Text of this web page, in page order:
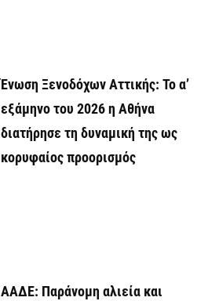
Ένωση Ξενοδόχων Αττικής: Το α’
εξάμηνο του 2026 η Αθήνα
διατήρησε τη δυναμική της ως
κορυφαίος προορισμός
ΑΑΔΕ: Παράνομη αλιεία και